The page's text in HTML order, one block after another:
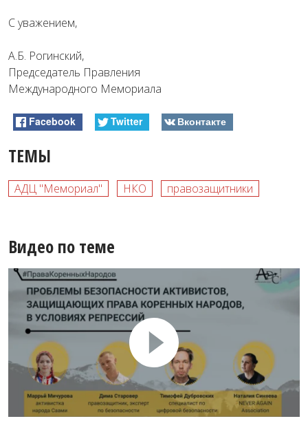
С уважением,
А.Б. Рогинский,
Председатель Правления
Международного Мемориала
Facebook Twitter Вконтакте
ТЕМЫ
АДЦ "Мемориал" НКО правозащитники
Видео по теме